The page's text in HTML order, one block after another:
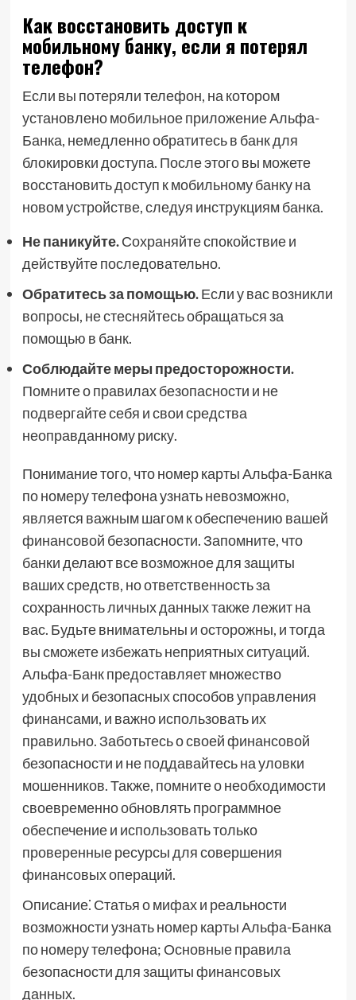
Как восстановить доступ к
мобильному банку, если я потерял
телефон?
Если вы потеряли телефон, на котором
установлено мобильное приложение Альфа-
Банка, немедленно обратитесь в банк для
блокировки доступа. После этого вы можете
восстановить доступ к мобильному банку на
новом устройстве, следуя инструкциям банка.
Не паникуйте.Сохраняйте спокойствие и
действуйте последовательно.
Обратитесь за помощью.Если у вас возникли
вопросы, не стесняйтесь обращаться за
помощью в банк.
Соблюдайте меры предосторожности.
Помните о правилах безопасности и не
подвергайте себя и свои средства
неоправданному риску.
Понимание того, что номер карты Альфа-Банка
по номеру телефона узнать невозможно,
является важным шагом к обеспечению вашей
финансовой безопасности. Запомните, что
банки делают все возможное для защиты
ваших средств, но ответственность за
сохранность личных данных также лежит на
вас. Будьте внимательны и осторожны, и тогда
вы сможете избежать неприятных ситуаций.
Альфа-Банк предоставляет множество
удобных и безопасных способов управления
финансами, и важно использовать их
правильно. Заботьтесь о своей финансовой
безопасности и не поддавайтесь на уловки
мошенников. Также, помните о необходимости
своевременно обновлять программное
обеспечение и использовать только
проверенные ресурсы для совершения
финансовых операций.
Описание⁚ Статья о мифах и реальности
возможности узнать номер карты Альфа-Банка
по номеру телефона; Основные правила
безопасности для защиты финансовых
данных.